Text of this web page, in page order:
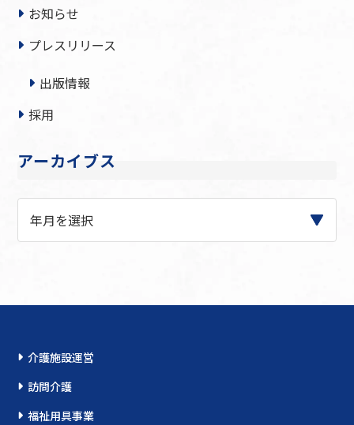
お知らせ
プレスリリース
出版情報
採用
アーカイブス
介護施設運営
訪問介護
福祉用具事業